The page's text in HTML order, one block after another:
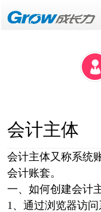
会计主体
会计主体又称系统
会计账套。
一、如何创建会计
1、通过浏览器访